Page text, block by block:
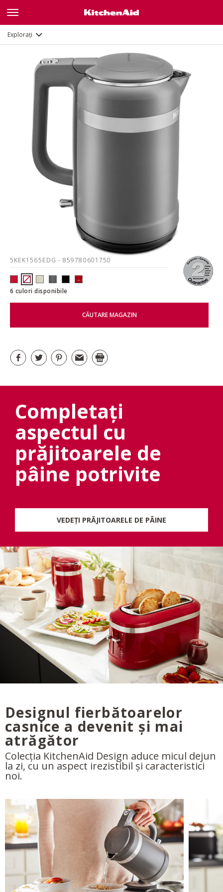
Explorați
5KEK1565EDG - 859780601750
6 culori disponibile
CĂUTARE MAGAZIN
Completați
aspectul cu
prăjitoarele de
pâine potrivite
VEDEȚI PRĂJITOARELE DE PÂINE
Designul fierbătoarelor
casnice a devenit și mai
atrăgător
Colecția KitchenAid Design aduce micul dejun
la zi, cu un aspect irezistibil și caracteristici
noi.